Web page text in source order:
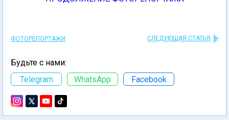
ФОТОРЕПОРТАЖИ СЛЕДУЮЩАЯ СТАТЬЯ
Будьте с нами:
Telegram
WhatsApp Facebook